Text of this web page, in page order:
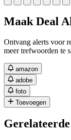
Maak Deal
Ontvang alerts voor
meer trefwoorden te
amazon
adobe
foto
Toevoegen